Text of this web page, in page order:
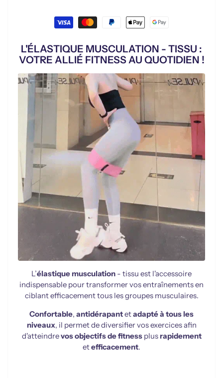
L'ÉLASTIQUE MUSCULATION - TISSU :
VOTRE ALLIÉ FITNESS AU QUOTIDIEN !
L’élastique musculation - tissu est l'accessoire
indispensable pour transformer vos entraînements en
ciblant efficacement tous les groupes musculaires.
Confortable, antidérapantetadapté à tous les
niveaux, il permet de diversifier vos exercices afin
d'atteindrevos objectifs de fitnessplus rapidement
etefficacement.